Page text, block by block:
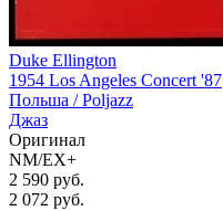
Duke Ellington
1954 Los Angeles Concert '87
Польша /Poljazz
Джаз
Оригинал
NM/EX+
2 590 руб.
2 072 руб.